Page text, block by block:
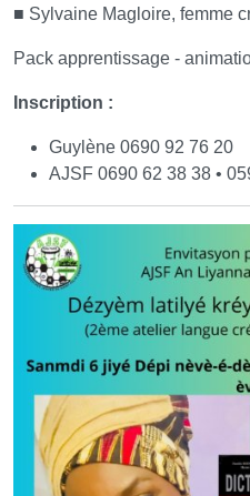
■ Sylvaine Magloire, femme
Pack apprentissage -
Inscription :
Guylène 0690 92 76 20
AJSF 0690 62 38 38 •